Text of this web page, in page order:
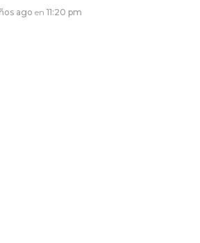
ago en 11:20 pm